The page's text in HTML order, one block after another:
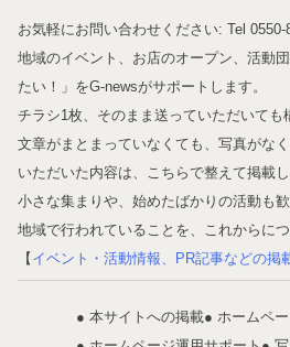
お気軽にお問い合わせください: Tel 0550-
地域のイベント、お店のオープン、活動
たい！」をG-newsがサポートします。
チラシ1枚、そのまま送っていただいても
文章がまとまっていなくても、写真がなく
いただいた内容は、こちらで整えて掲載し
小さな集まりや、始めたばかりの活動も歓
地域で行われていることを、これからに
【 イベント・活動情報、PR記事などの掲
● 本サイトへの掲載● ホームペ